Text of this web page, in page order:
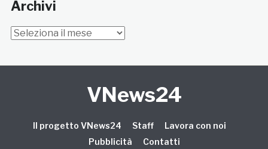
Archivi
Archivi
VNews24
Il progetto VNews24 Staff
Lavora con noi
Pubblicità
Contatti